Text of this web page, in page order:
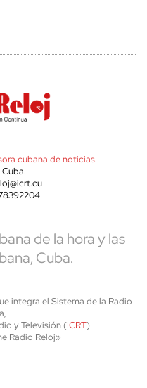
cubana de noticias.
de la hora y las
Cuba.
integra el Sistema de la Radio
y Televisión (ICRT)
Radio Reloj»